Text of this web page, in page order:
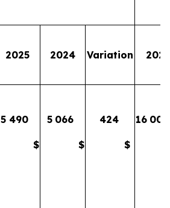
2025 2024 Variation 2025
5 490
$
5 066
$
424
$
16 008